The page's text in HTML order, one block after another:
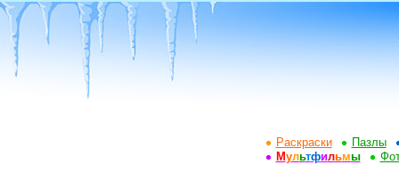
Раскраски
Пазлы
Мультфильмы